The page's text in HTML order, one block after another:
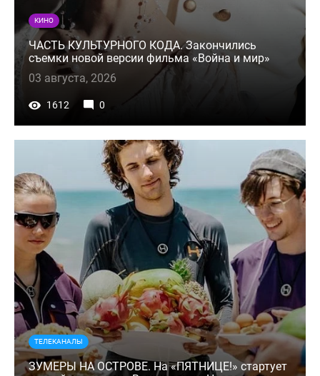
КИНО
ЧАСТЬ КУЛЬТУРНОГО КОДА. Закончились
съемки новой версии фильма «Война и мир»
03 августа, 2026
1612 0
ТЕЛЕКАНАЛЫ
ЗУМЕРЫ НА ОСТРОВЕ. На «ПЯТНИЦЕ!» стартует